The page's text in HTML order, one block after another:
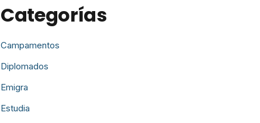
Categorías
Campamentos
Diplomados
Emigra
Estudia